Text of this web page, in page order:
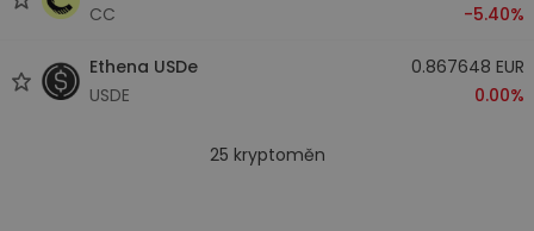
CC
-5.40%
Ethena USDe
USDE
0.867648 EUR
0.00%
25 kryptoměn